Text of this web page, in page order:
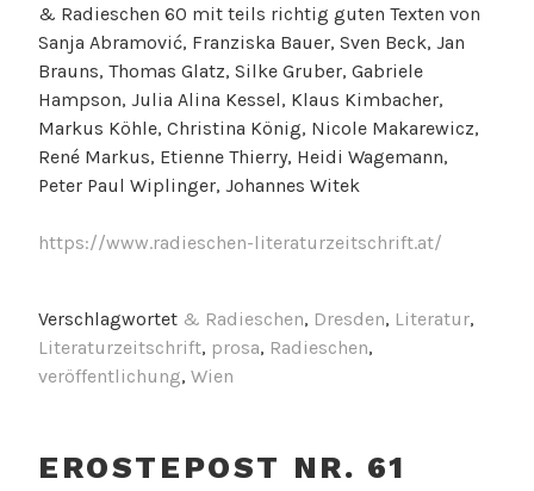
& Radieschen 60 mit teils richtig guten Texten von
Sanja Abramović, Franziska Bauer, Sven Beck, Jan
Brauns, Thomas Glatz, Silke Gruber, Gabriele
Hampson, Julia Alina Kessel, Klaus Kimbacher,
Markus Köhle, Christina König, Nicole Makarewicz,
René Markus, Etienne Thierry, Heidi Wagemann,
Peter Paul Wiplinger, Johannes Witek
https://www.radieschen-literaturzeitschrift.at/
Verschlagwortet & Radieschen, Dresden, Literatur,
Literaturzeitschrift, prosa, Radieschen,
veröffentlichung, Wien
EROSTEPOST NR. 61